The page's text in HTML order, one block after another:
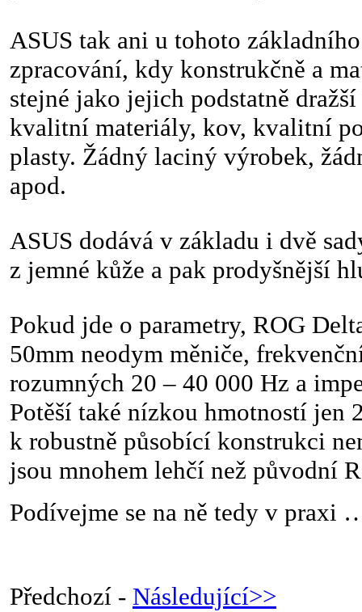
ASUS tak ani u tohoto
zpracování, kdy konstrukčně a
stejné jako jejich podstatně
kvalitní materiály, kov, kvalitní
plasty. Žádný laciný výrobek,
apod.
ASUS dodává v základu i dvě
z jemné kůže a pak prodyšnější
Pokud jde o parametry, ROG
50mm neodym měniče,
rozumných 20 – 40 000 Hz a
Potěší také nízkou hmotností jen
k robustně působící konstrukci
jsou mnohem lehčí než původní
Podívejme se na ně tedy v praxi
Předchozí - Následující>>